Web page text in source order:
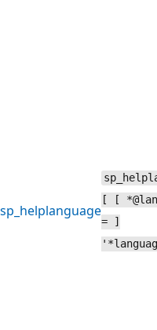
sp_helplanguage
[ [
= ]